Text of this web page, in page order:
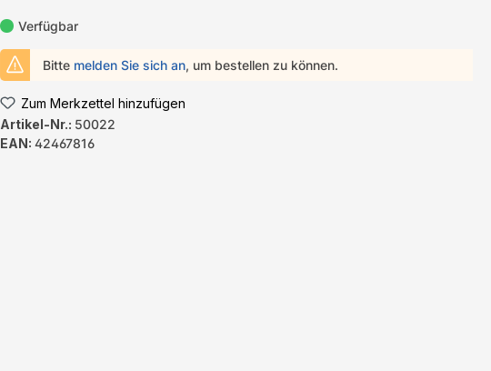
Verfügbar
Bitte melden Sie sich an, um bestellen zu können.
Zum Merkzettel hinzufügen
Artikel-Nr.: 50022
EAN: 42467816